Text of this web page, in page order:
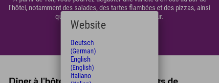
l'hôtel, notamment des salades, des tartes flambées et des pizzas, ainsi
qu'un plat chaud différent chaque jour.
Website
Deutsch
(German)
English
(English)
Italiano